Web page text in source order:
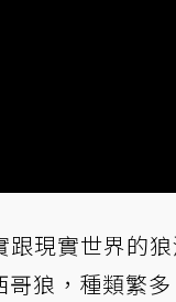
現實世界的
狼，種類繁多